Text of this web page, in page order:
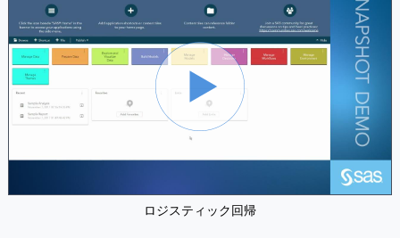
ロジスティック回帰